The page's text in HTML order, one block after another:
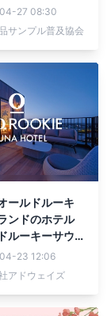
27 08:30
サンプル普及協会
ールドルーキ
ンドのホテル
ルーキーサウナ
津金田」を、2
日にオープン
23 12:06
アドウェイズ